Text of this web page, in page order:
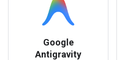
Google
Antigravity